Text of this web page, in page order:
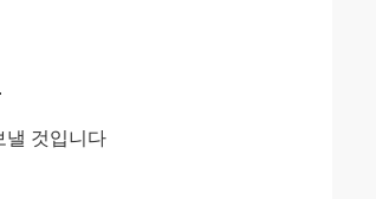
낼 것입니다